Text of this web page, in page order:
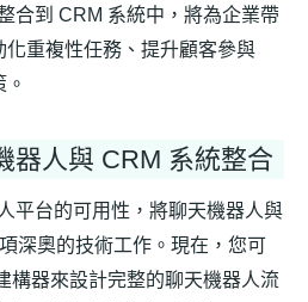
合到 CRM 系統中，將為企業帶
重複性任務、提升顧客參與
器人與 CRM 系統整合
平台的可用性，將聊天機器人與
深奧的技術工作。現在，您可
構器來設計完整的聊天機器人流